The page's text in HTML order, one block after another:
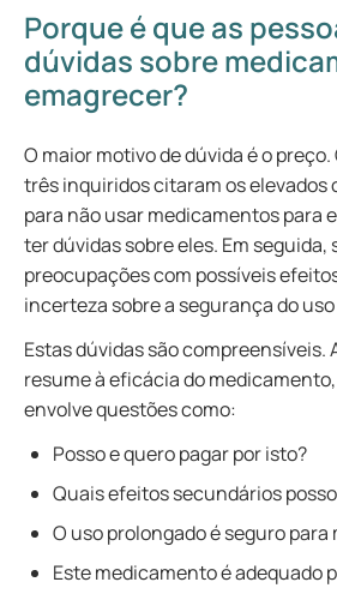
Porque é que as
dúvidas sobre
emagrecer?
O maior motivo de dúvida é o
três inquiridos citaram os elevados
para não usar medicamentos para
ter dúvidas sobre eles. Em seguida,
preocupações com possíveis
incerteza sobre a segurança do
Estas dúvidas são compreensíveis.
resume à eficácia do
envolve questões como:
Posso e quero pagar por isto?
Quais efeitos secundários
O uso prolongado é seguro para
Este medicamento é adequado